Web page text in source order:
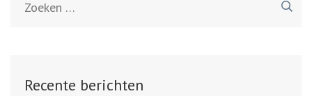
Recente berichten